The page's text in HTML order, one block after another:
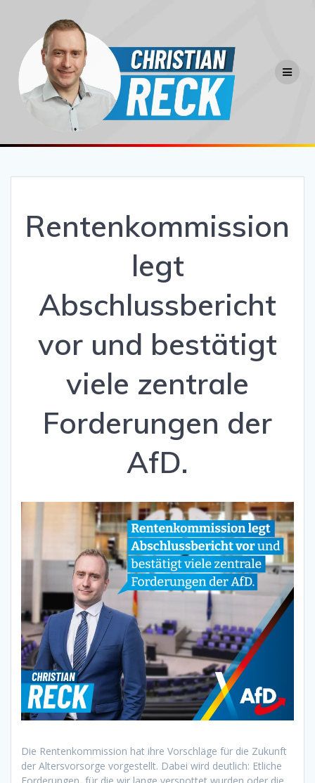
Rentenkommission
legt
Abschlussbericht
vor und bestätigt
viele zentrale
Forderungen der
AfD.
Die Rentenkommission hat ihre Vorschläge für die Zukunft
der Altersvorsorge vorgestellt. Dabei wird deutlich: Etliche
Forderungen, für die wir lange verspottet wurden oder die